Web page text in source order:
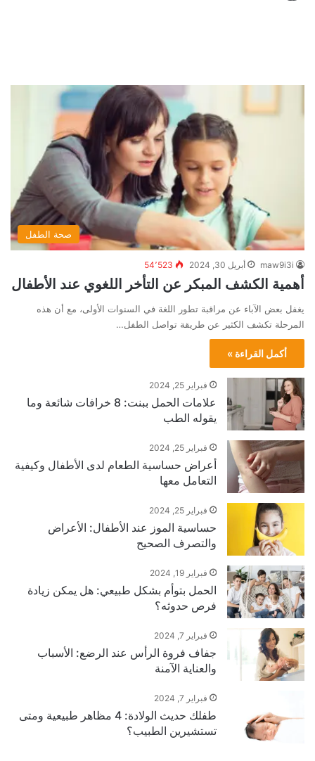
صحة الطفل
maw9i3i أبريل 30, 2024 54٬523
أهمية الكشف المبكر عن التأخر اللغوي عند الأطفال
يغفل بعض الآباء عن مراقبة تطور اللغة في السنوات الأولى، مع أن هذه
المرحلة تكشف الكثير عن طريقة تواصل الطفل…
أكمل القراءة »
فبراير 25, 2024
علامات الحمل ببنت: 8 خرافات شائعة وما
يقوله الطب
فبراير 25, 2024
أعراض حساسية الطعام لدى الأطفال وكيفية
التعامل معها
فبراير 25, 2024
حساسية الموز عند الأطفال: الأعراض
والتصرف الصحيح
فبراير 19, 2024
الحمل بتوأم بشكل طبيعي: هل يمكن زيادة
فرص حدوثه؟
فبراير 7, 2024
جفاف فروة الرأس عند الرضع: الأسباب
والعناية الآمنة
فبراير 7, 2024
طفلك حديث الولادة: 4 مظاهر طبيعية ومتى
تستشيرين الطبيب؟